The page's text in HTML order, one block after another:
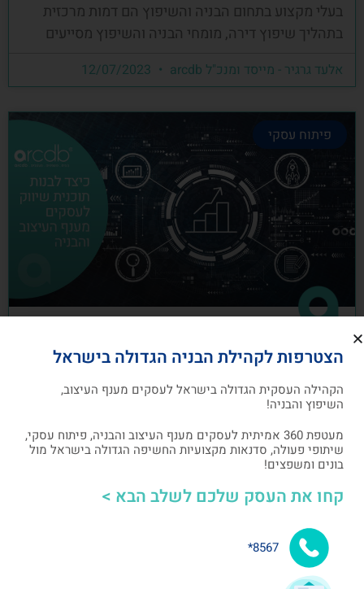
בעלי מקצוע בתחום הבניה והשיפוץ הם דמות מרכזית
בתהליך שיפוץ דירה, מומחי הבניה והשיפוץ מסייעים
אלעד גרגיר - מייסד ומנכ"ל arcdb
פיתוח עסקי
כיצד לבנות תוכנית שיווק לעסקים מענף
העיצוב והבניה
תוכנית שיווק הנה תוכנית כתובה, המהווה מפת דרכים
אלעד גרגיר - מייסד ומנכ"ל arcdb 05/07/2023
הצטרפות לקהילת הבניה הגדולה בישראל
הקהילה העסקית הגדולה בישראל לעסקים מענף העיצוב,
השיפוץ והבניה!
מעטפת 360 אמיתית לעסקים מענף העיצוב והבניה, פיתוח עסקי,
שיתופי פעולה, סדנאות מקצועיות החשיפה הגדולה בישראל מול
בונים ומשפצים!
קחו את העסק שלכם לשלב הבא >
8567*